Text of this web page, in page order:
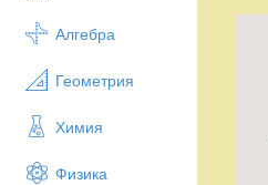
Алгебра
Геометрия
Химия
Физика